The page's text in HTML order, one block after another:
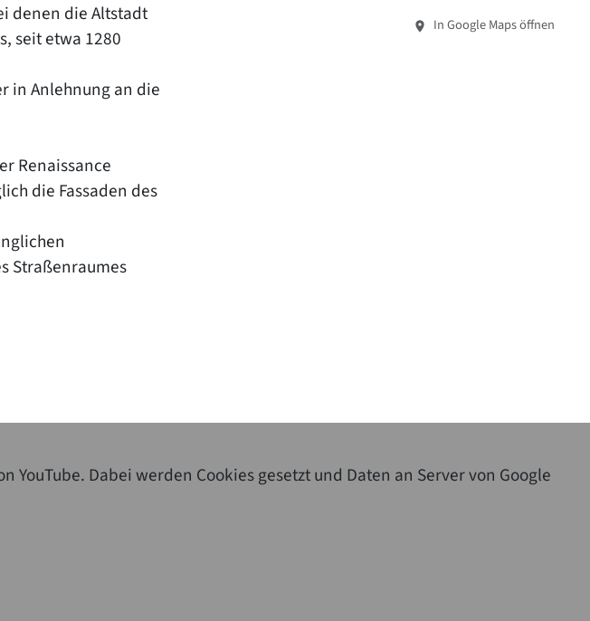
denen die Altstadt
seit etwa 1280
in Anlehnung an die
Renaissance
die Fassaden des
Straßenraumes
In Google Maps öffnen
Dabei werden Cookies gesetzt und Daten an Server von Google